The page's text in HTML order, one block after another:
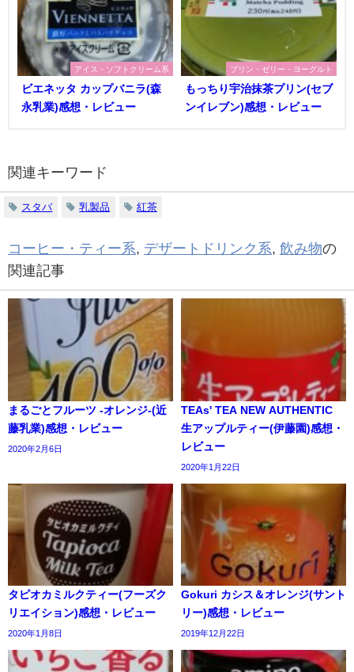
アイス・ソフトクリーム系
ビエネッタ カップバニラ(森
永乳業)感想・レビュー
プリン・ゼリー・ヨーグルト
もっちり宇治抹茶プリン(セブ
ンイレブン)感想・レビュー
関連キーワード
スタバ 乳製品 紅茶
コーヒー・ティー系, デザートドリンク系, 飲み物の
関連記事
まるごとフルーツ -オレンジ-(近
藤乳業)感想・レビュー
2020年2月6日
TEAs' TEA NEW AUTHENTIC
生アップルティー(伊藤園)感想・
レビュー
2020年1月22日
タピオカミルクティー(フーズク
リエイション)感想・レビュー
2020年1月8日
Gokuri カシス＆オレンジ(サント
リー)感想・レビュー
2019年12月22日